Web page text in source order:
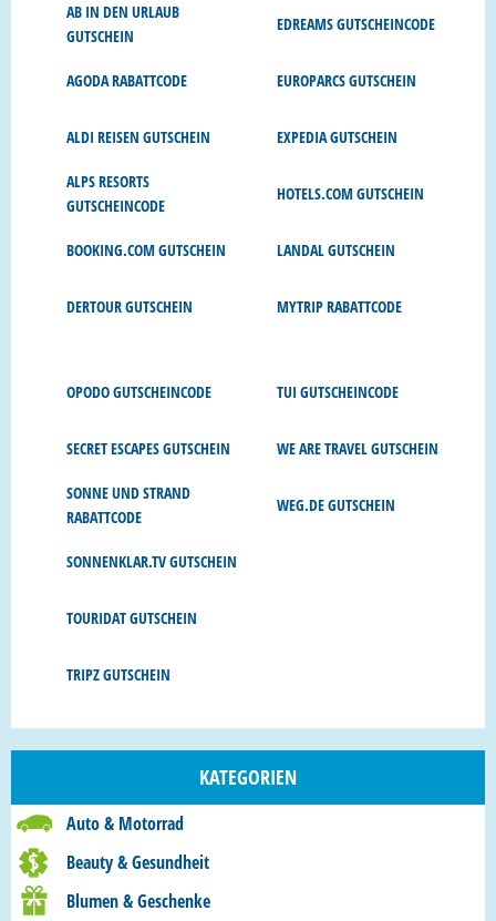
AB IN DEN URLAUB
GUTSCHEIN
AGODA RABATTCODE
ALDI REISEN GUTSCHEIN
ALPS RESORTS
GUTSCHEINCODE
BOOKING.COM GUTSCHEIN
DERTOUR GUTSCHEIN
EDREAMS GUTSCHEINCODE
EUROPARCS GUTSCHEIN
EXPEDIA GUTSCHEIN
HOTELS.COM GUTSCHEIN
LANDAL GUTSCHEIN
MYTRIP RABATTCODE
OPODO GUTSCHEINCODE
SECRET ESCAPES GUTSCHEIN
SONNE UND STRAND
RABATTCODE
SONNENKLAR.TV GUTSCHEIN
TOURIDAT GUTSCHEIN
TRIPZ GUTSCHEIN
TUI GUTSCHEINCODE
WE ARE TRAVEL GUTSCHEIN
WEG.DE GUTSCHEIN
KATEGORIEN
Auto & Motorrad
Beauty & Gesundheit
Blumen & Geschenke